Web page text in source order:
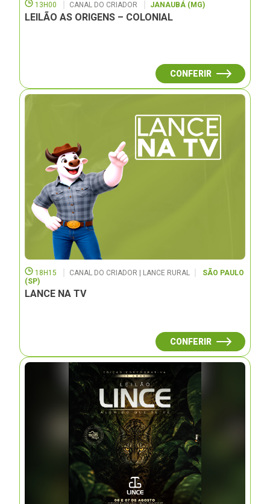
13H00 CANAL DO CRIADOR JANAUBÁ (MG)
LEILÃO AS ORIGENS – COLONIAL
CONFERIR
18H15 CANAL DO CRIADOR | LANCE RURAL
SÃO PAULO
(SP)
LANCE NA TV
CONFERIR